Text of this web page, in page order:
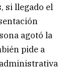
si llegado el
agotó la
pide a